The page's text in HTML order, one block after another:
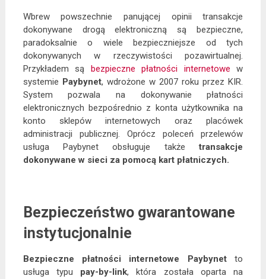
Wbrew powszechnie panującej opinii transakcje
dokonywane drogą elektroniczną są bezpieczne,
paradoksalnie o wiele bezpieczniejsze od tych
dokonywanych w rzeczywistości pozawirtualnej.
Przykładem są bezpieczne płatności internetowe w
systemie Paybynet, wdrożone w 2007 roku przez KIR.
System pozwala na dokonywanie płatności
elektronicznych bezpośrednio z konta użytkownika na
konto sklepów internetowych oraz placówek
administracji publicznej. Oprócz poleceń przelewów
usługa Paybynet obsługuje takżetransakcje
dokonywane w sieci za pomocą kart płatniczych.
Bezpieczeństwo gwarantowane
instytucjonalnie
Bezpieczne płatności internetowe Paybynetto
usługa typu pay-by-link, która została oparta na